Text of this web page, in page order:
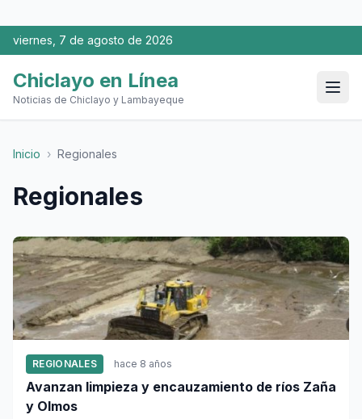
viernes, 7 de agosto de 2026
Chiclayo en Línea
Noticias de Chiclayo y Lambayeque
Inicio › Regionales
Regionales
REGIONALES hace 8 años
Avanzan limpieza y encauzamiento de ríos Zaña
y Olmos